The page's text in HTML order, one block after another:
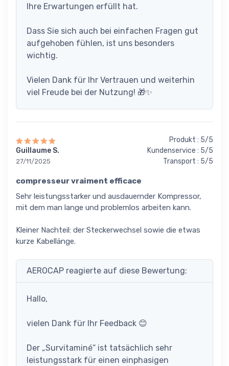
Ihre Erwartungen erfüllt hat.
Dass Sie sich auch bei einfachen Fragen gut
aufgehoben fühlen, ist uns besonders
wichtig.
Vielen Dank für Ihr Vertrauen und weiterhin
viel Freude bei der Nutzung! 🎁✨
Guillaume S.
27/11/2025
Produkt : 5/5
Kundenservice : 5/5
Transport : 5/5
compresseur vraiment efficace
Sehr leistungsstarker und ausdauernder Kompressor,
mit dem man lange und problemlos arbeiten kann.
Kleiner Nachteil: der Steckerwechsel sowie die etwas
kurze Kabellänge.
AEROCAP reagierte auf diese Bewertung:
Hallo,
vielen Dank für Ihr Feedback 😊
Der „Survitaminé“ ist tatsächlich sehr
leistungsstark für einen einphasigen